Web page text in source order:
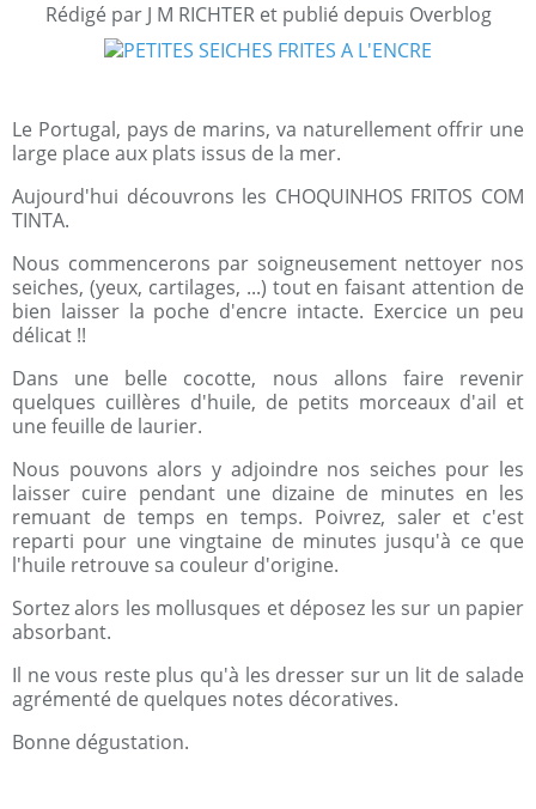
Rédigé par J M RICHTER et publié depuis Overblog
Le Portugal, pays de marins, va naturellement offrir une
large place aux plats issus de la mer.
Aujourd'hui découvrons les CHOQUINHOS FRITOS COM
TINTA.
Nous commencerons par soigneusement nettoyer nos
seiches, (yeux, cartilages, ...) tout en faisant attention de
bien laisser la poche d'encre intacte. Exercice un peu
délicat !!
Dans une belle cocotte, nous allons faire revenir
quelques cuillères d'huile, de petits morceaux d'ail et
une feuille de laurier.
Nous pouvons alors y adjoindre nos seiches pour les
laisser cuire pendant une dizaine de minutes en les
remuant de temps en temps. Poivrez, saler et c'est
reparti pour une vingtaine de minutes jusqu'à ce que
l'huile retrouve sa couleur d'origine.
Sortez alors les mollusques et déposez les sur un papier
absorbant.
Il ne vous reste plus qu'à les dresser sur un lit de salade
agrémenté de quelques notes décoratives.
Bonne dégustation.